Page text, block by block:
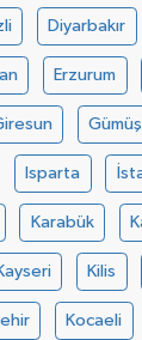
Diyarbakır
Erzurum
Isparta
Karabük
Kilis
Kocaeli